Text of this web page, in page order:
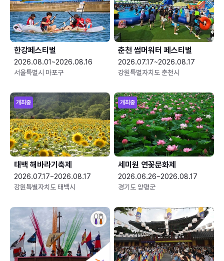
한강페스티벌
2026.08.01~2026.08.16
서울특별시 마포구
춘천 썸머워터 페스티벌
2026.07.17~2026.08.17
강원특별자치도 춘천시
개최중
태백 해바라기축제
2026.07.17~2026.08.17
강원특별자치도 태백시
개최중
세미원 연꽃문화제
2026.06.26~2026.08.17
경기도 양평군